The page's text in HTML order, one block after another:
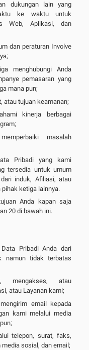
dukungan lain yang
ke waktu untuk
Web, Aplikasi, dan
dan peraturan Involve
menghubungi Anda
pemasaran yang
mana pun;
atau tujuan keamanan;
kinerja berbagai
masalah
Pribadi yang kami
tersedia untuk umum
induk, Afiliasi, atau
ketiga lainnya.
Anda kapan saja
20 di bawah ini.
Pribadi Anda dari
namun tidak terbatas
mengakses, atau
atau Layanan kami;
email kepada
kami melalui media
telepon, surat, faks,
sosial, dan email;